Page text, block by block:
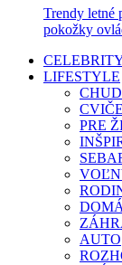
Trendy letné
pokožky
LIFESTYLE
PRE
AUTO